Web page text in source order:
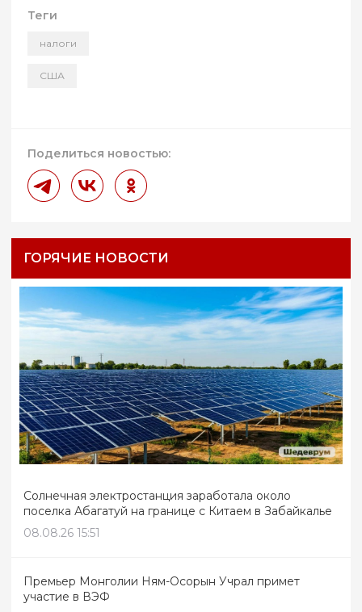
Теги
налоги
США
Поделиться новостью:
ГОРЯЧИЕ НОВОСТИ
Солнечная электростанция заработала около
поселка Абагатуй на границе с Китаем в Забайкалье
08.08.26 15:51
Премьер Монголии Ням-Осорын Учрал примет
участие в ВЭФ